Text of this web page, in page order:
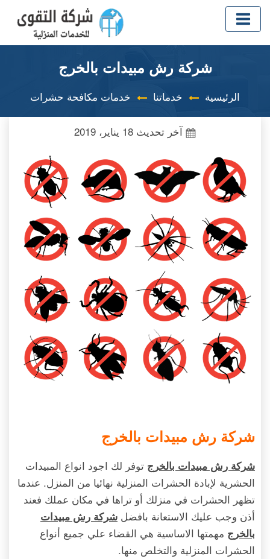
شركة رش مبيدات بالخرج
الرئيسية خدماتنا خدمات مكافحة حشرات
آخر تحديث 18 يناير، 2019
شركة رش مبيدات بالخرج
شركة رش مبيدات بالخرج توفر لك اجود انواع المبيدات
الحشرية لإبادة الحشرات المنزلية نهائيا من المنزل. عندما
تظهر الحشرات في منزلك أو تراها في مكان عملك فعند
أذن وجب عليك الاستعانة بافضل شركة رش مبيدات
بالخرج مهمتها الاساسية هي القضاء علي جميع أنواع
الحشرات المنزلية والتخلص منها.